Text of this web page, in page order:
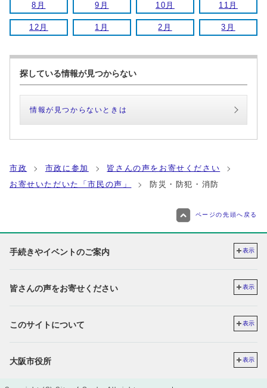
8月 9月 10月 11月
12月 1月 2月 3月
探している情報が見つからない
情報が見つからないときは
市政 市政に参加
皆さんの声をお寄せください
お寄せいただいた「市民の声」
防災・防犯・消防
ページの先頭へ戻る
手続きやイベントのご案内 表示
皆さんの声をお寄せください 表示
このサイトについて 表示
大阪市役所 表示